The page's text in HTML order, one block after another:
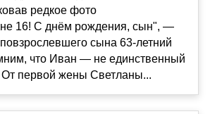
редкое фото
16! С днём рождения, сын", —
сына 63-летний
что Иван — не единственный
От первой жены Светланы...